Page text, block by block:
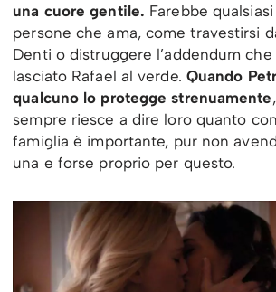
una cuore gentile. Farebbe
persone che ama, come travestirsi
Denti o distruggere l’addendum che
lasciato Rafael al verde. Quando
qualcuno lo protegge strenuamente
sempre riesce a dire loro quanto
famiglia è importante, pur non
una e forse proprio per questo.